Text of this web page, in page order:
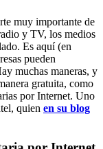
muy importante de
y TV, los medios
Es aquí (en
pueden
muchas maneras, y
gratuita, como
por Internet. Uno
quien en su blog